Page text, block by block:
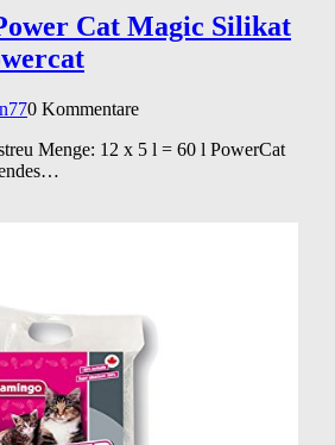
Cat Magic Silikat
0 Kommentare
Menge: 12 x 5 l = 60 l PowerCat